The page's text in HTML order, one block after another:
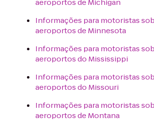
aeroportos de Michigan
Informações para motoristas
aeroportos de Minnesota
Informações para motoristas
aeroportos do Mississippi
Informações para motoristas
aeroportos do Missouri
Informações para motoristas
aeroportos de Montana